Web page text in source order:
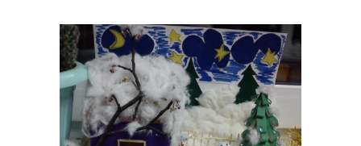
Поделки для детского
сада
Поделка из природного
материала